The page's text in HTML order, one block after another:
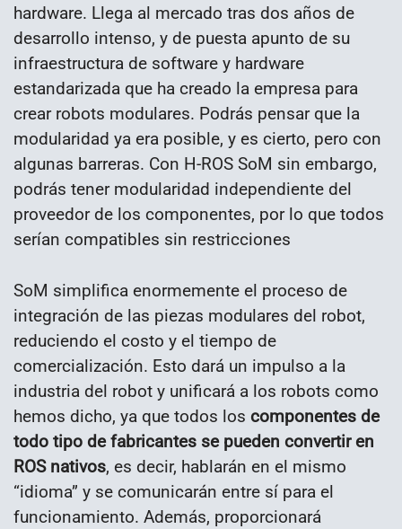
hardware. Llega al mercado tras dos años de
desarrollo intenso, y de puesta apunto de su
infraestructura de software y hardware
estandarizada que ha creado la empresa para
crear robots modulares. Podrás pensar que la
modularidad ya era posible, y es cierto, pero con
algunas barreras. Con H-ROS SoM sin embargo,
podrás tener modularidad independiente del
proveedor de los componentes, por lo que todos
serían compatibles sin restricciones
SoM simplifica enormemente el proceso de
integración de las piezas modulares del robot,
reduciendo el costo y el tiempo de
comercialización. Esto dará un impulso a la
industria del robot y unificará a los robots como
hemos dicho, ya que todos los componentes de
todo tipo de fabricantes se pueden convertir en
ROS nativos, es decir, hablarán en el mismo
“idioma” y se comunicarán entre sí para el
funcionamiento. Además, proporcionará